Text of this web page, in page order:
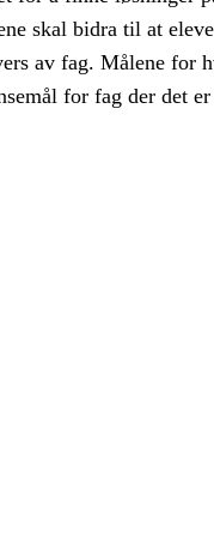
skal bidra til at
av fag. Målene for
for fag der det